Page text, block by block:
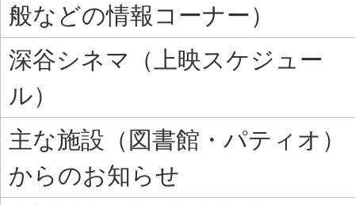
般などの情報コーナー）
深谷シネマ（上映スケジュー
ル）
主な施設（図書館・パティオ）
からのお知らせ